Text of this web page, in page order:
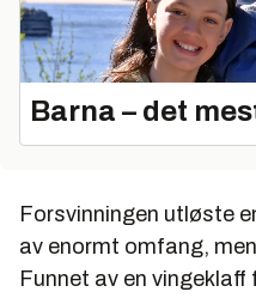
Barna – det
Forsvinningen utløste
av enormt omfang,
Funnet av en